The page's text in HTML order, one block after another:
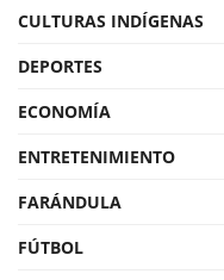
CULTURAS INDÍGENAS
DEPORTES
ECONOMÍA
ENTRETENIMIENTO
FARÁNDULA
FÚTBOL